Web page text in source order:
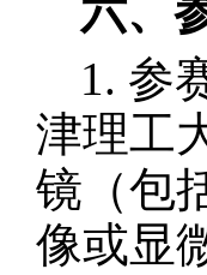
六、
1. 参
津理工
镜（包
像或显